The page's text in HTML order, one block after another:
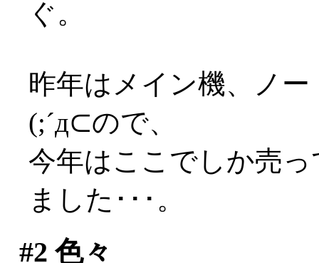
ぐ。
昨年はメイン機、ノ
(;´д⊂ので、
今年はここでしか売
ました･･･。
#2 色々